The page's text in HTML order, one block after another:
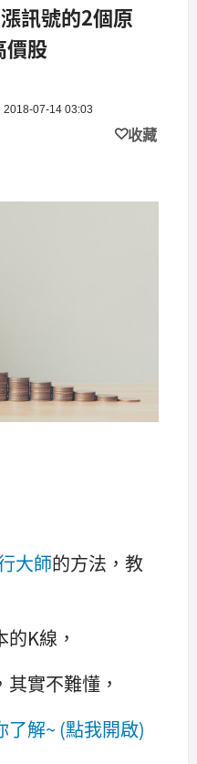
訊號的2個原
價股
2018-07-14 03:03
收藏
大師的方法，教
K線，
實不難懂，
解~ (點我開啟)